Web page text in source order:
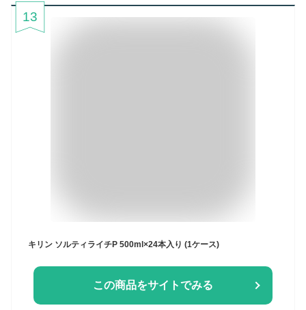
13
キリン ソルティライチP 500ml×24本入り (1ケース)
この商品をサイトでみる